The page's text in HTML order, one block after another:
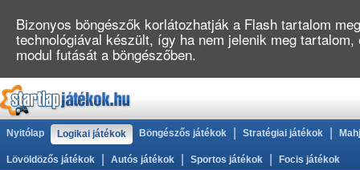
Nyitólap Logikai játékok Böngészős játékok Stratégiai játékok
Lövöldözős játékok Autós játékok Sportos játékok Focis játékok
Bizonyos böngészők korlátozhatják a Flash tartalom
technológiával készült, így ha nem jelenik meg
modul futását a böngészőben.